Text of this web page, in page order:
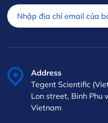
Address
Tegent Scientific
Lon street, Binh Phu
Vietnam